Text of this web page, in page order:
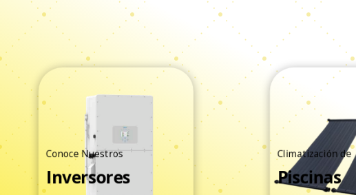
Conoce Nuestros
Inversores
Climatización de
Piscinas